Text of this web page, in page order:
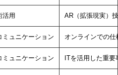
活用 AR（拡張現実）
ミュニケーション オンラインでの
ミュニケーション ITを活用した重要